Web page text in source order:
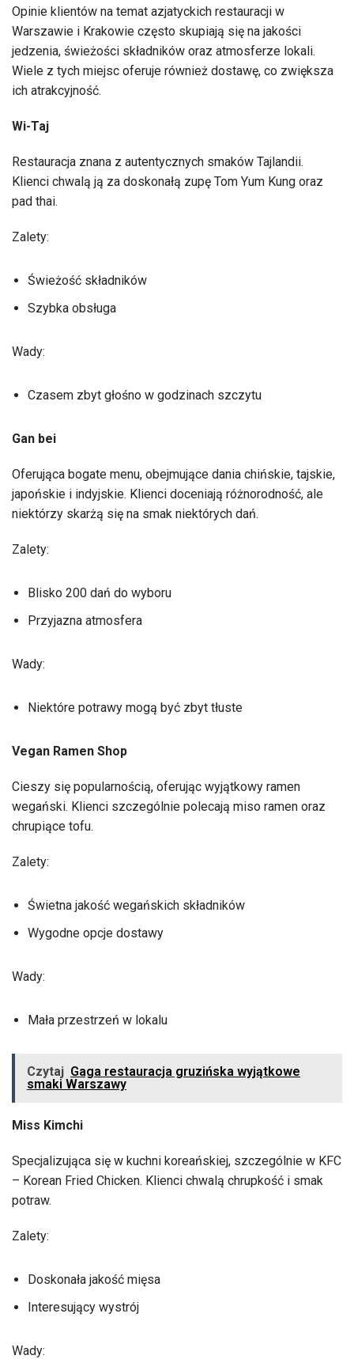
Opinie klientów na temat azjatyckich restauracji w
Warszawie i Krakowie często skupiają się na jakości
jedzenia, świeżości składników oraz atmosferze lokali.
Wiele z tych miejsc oferuje również dostawę, co zwiększa
ich atrakcyjność.
Wi-Taj
Restauracja znana z autentycznych smaków Tajlandii.
Klienci chwalą ją za doskonałą zupę Tom Yum Kung oraz
pad thai.
Zalety:
Świeżość składników
Szybka obsługa
Wady:
Czasem zbyt głośno w godzinach szczytu
Gan bei
Oferująca bogate menu, obejmujące dania chińskie, tajskie,
japońskie i indyjskie. Klienci doceniają różnorodność, ale
niektórzy skarżą się na smak niektórych dań.
Zalety:
Blisko 200 dań do wyboru
Przyjazna atmosfera
Wady:
Niektóre potrawy mogą być zbyt tłuste
Vegan Ramen Shop
Cieszy się popularnością, oferując wyjątkowy ramen
wegański. Klienci szczególnie polecają miso ramen oraz
chrupiące tofu.
Zalety:
Świetna jakość wegańskich składników
Wygodne opcje dostawy
Wady:
Mała przestrzeń w lokalu
Czytaj Gaga restauracja gruzińska wyjątkowe
smaki Warszawy
Miss Kimchi
Specjalizująca się w kuchni koreańskiej, szczególnie w KFC
– Korean Fried Chicken. Klienci chwalą chrupkość i smak
potraw.
Zalety:
Doskonała jakość mięsa
Interesujący wystrój
Wady: